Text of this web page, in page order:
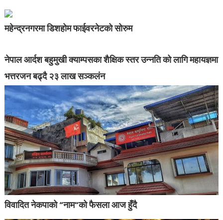
महेन्द्रनगरमा डिशहोम फाईवरनेटको सोरुम
नेपाल आर्दश बहुमुखी क्याम्पसका शैक्षिक स्तर उन्नति को लागि महायज्ञमा
भत्तरजन बढ्दै २३ लाख सञ्कलंन
विवादित नेकपाको “नाम“को फैसला आज हुँदै